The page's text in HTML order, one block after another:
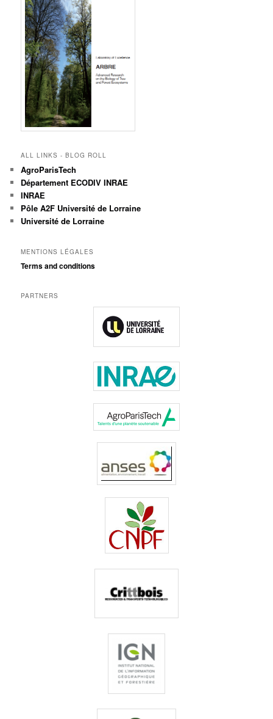
ALL LINKS - BLOG ROLL
AgroParisTech
Département ECODIV INRAE
INRAE
Pôle A2F Université de Lorraine
Université de Lorraine
MENTIONS LÉGALES
Terms and conditions
PARTNERS